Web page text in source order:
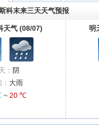
科末来三天天气预报
天气 (08/07)
： 阴
大雨
~ 20 ℃
明